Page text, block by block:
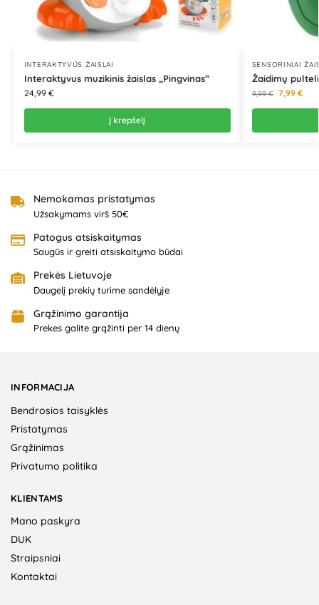
INTERAKTYVŪS ŽAISLAI
Interaktyvus muzikinis žaislas „Pingvinas”
24,99 €
Į krepšelį
SENSORINIAI
Žaidimų
9,99€ 7,99 €
Nemokamas pristatymas
Užsakymams virš 50€
Patogus atsiskaitymas
Saugūs ir greiti atsiskaitymo būdai
Prekės Lietuvoje
Daugelį prekių turime sandėlyje
Grąžinimo garantija
Prekes galite grąžinti per 14 dienų
INFORMACIJA
Bendrosios taisyklės
Pristatymas
Grąžinimas
Privatumo politika
KLIENTAMS
Mano paskyra
DUK
Straipsniai
Kontaktai